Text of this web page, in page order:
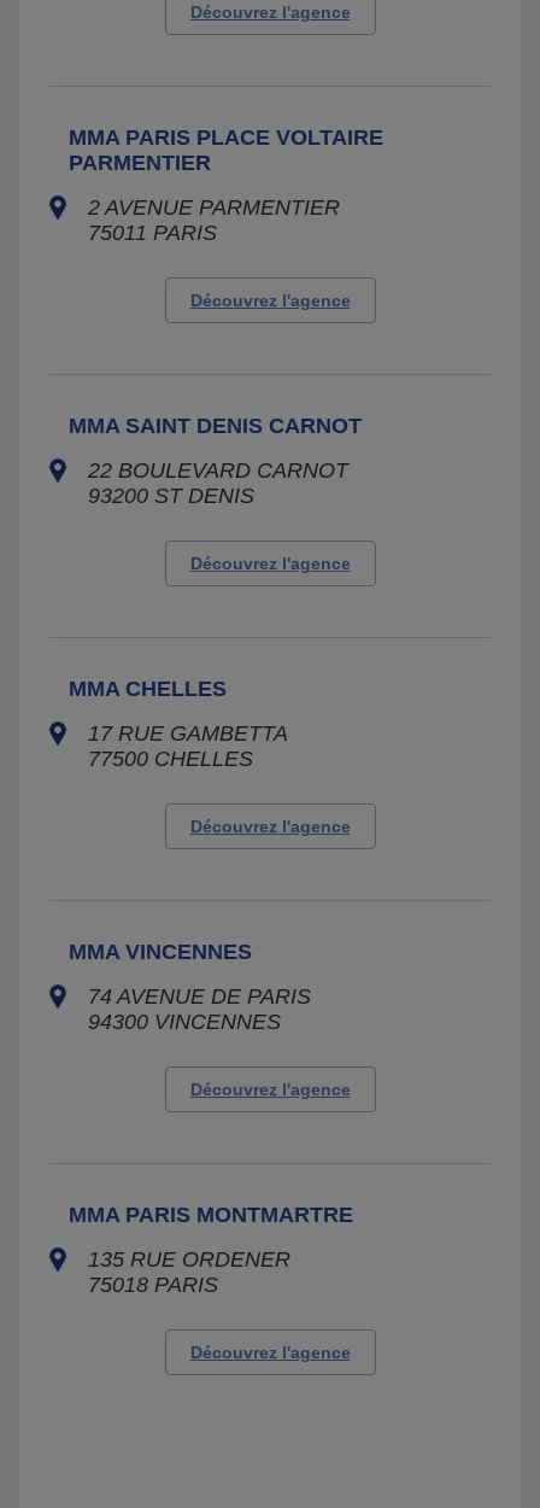
Découvrez l'agence
MMA PARIS PLACE VOLTAIRE
PARMENTIER
2 AVENUE PARMENTIER
75011 PARIS
Découvrez l'agence
MMA SAINT DENIS CARNOT
22 BOULEVARD CARNOT
93200 ST DENIS
Découvrez l'agence
MMA CHELLES
17 RUE GAMBETTA
77500 CHELLES
Découvrez l'agence
MMA VINCENNES
74 AVENUE DE PARIS
94300 VINCENNES
Découvrez l'agence
MMA PARIS MONTMARTRE
135 RUE ORDENER
75018 PARIS
Découvrez l'agence